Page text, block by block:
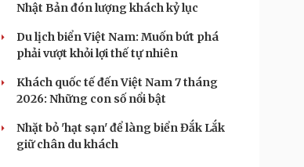
Nhật Bản đón lượng khách kỷ lục
Du lịch biển Việt Nam: Muốn bứt phá
phải vượt khỏi lợi thế tự nhiên
Khách quốc tế đến Việt Nam 7 tháng
2026: Những con số nổi bật
Nhặt bỏ 'hạt sạn' để làng biển Đắk Lắk
giữ chân du khách